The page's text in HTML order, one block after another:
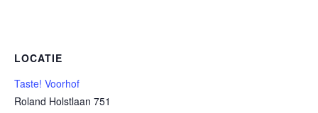
LOCATIE
Taste! Voorhof
Roland Holstlaan 751